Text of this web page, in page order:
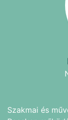
Szakmai és